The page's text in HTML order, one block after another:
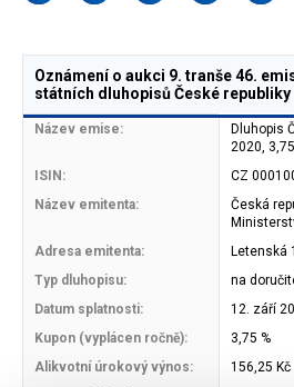
Oznámení o aukci 9. tranše 46.
státních dluhopisů České republiky
Název emise:
Dluhopis
2020,
ISIN:
CZ
Název emitenta:
Česká
Adresa emitenta:
Letenská
Typ dluhopisu:
na
Datum splatnosti:
12. září
Kupon (vyplácen ročně):
3,75 %
Alikvotní úrokový výnos:
156,25 Kč